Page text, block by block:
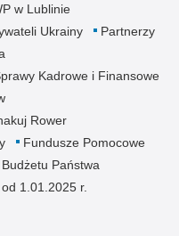
w Lublinie
Ukrainy
Partnerzy
Kadrowe i Finansowe
Rower
Fundusze Pomocowe
Państwa
1.01.2025 r.